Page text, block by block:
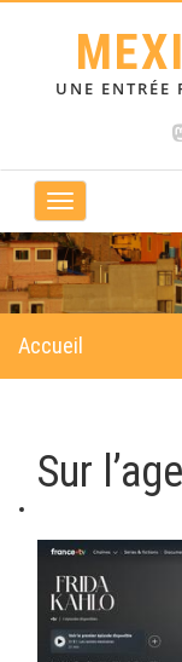
UNE ENTRÉE
Toggle
navigation
Accueil
Sur